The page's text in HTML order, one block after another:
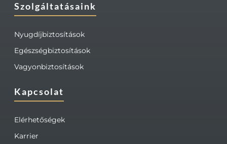
Szolgáltatásaink
Nyugdíjbiztosítások
Egészségbiztosítások
Vagyonbiztosítások
Kapcsolat
Elérhetőségek
Karrier